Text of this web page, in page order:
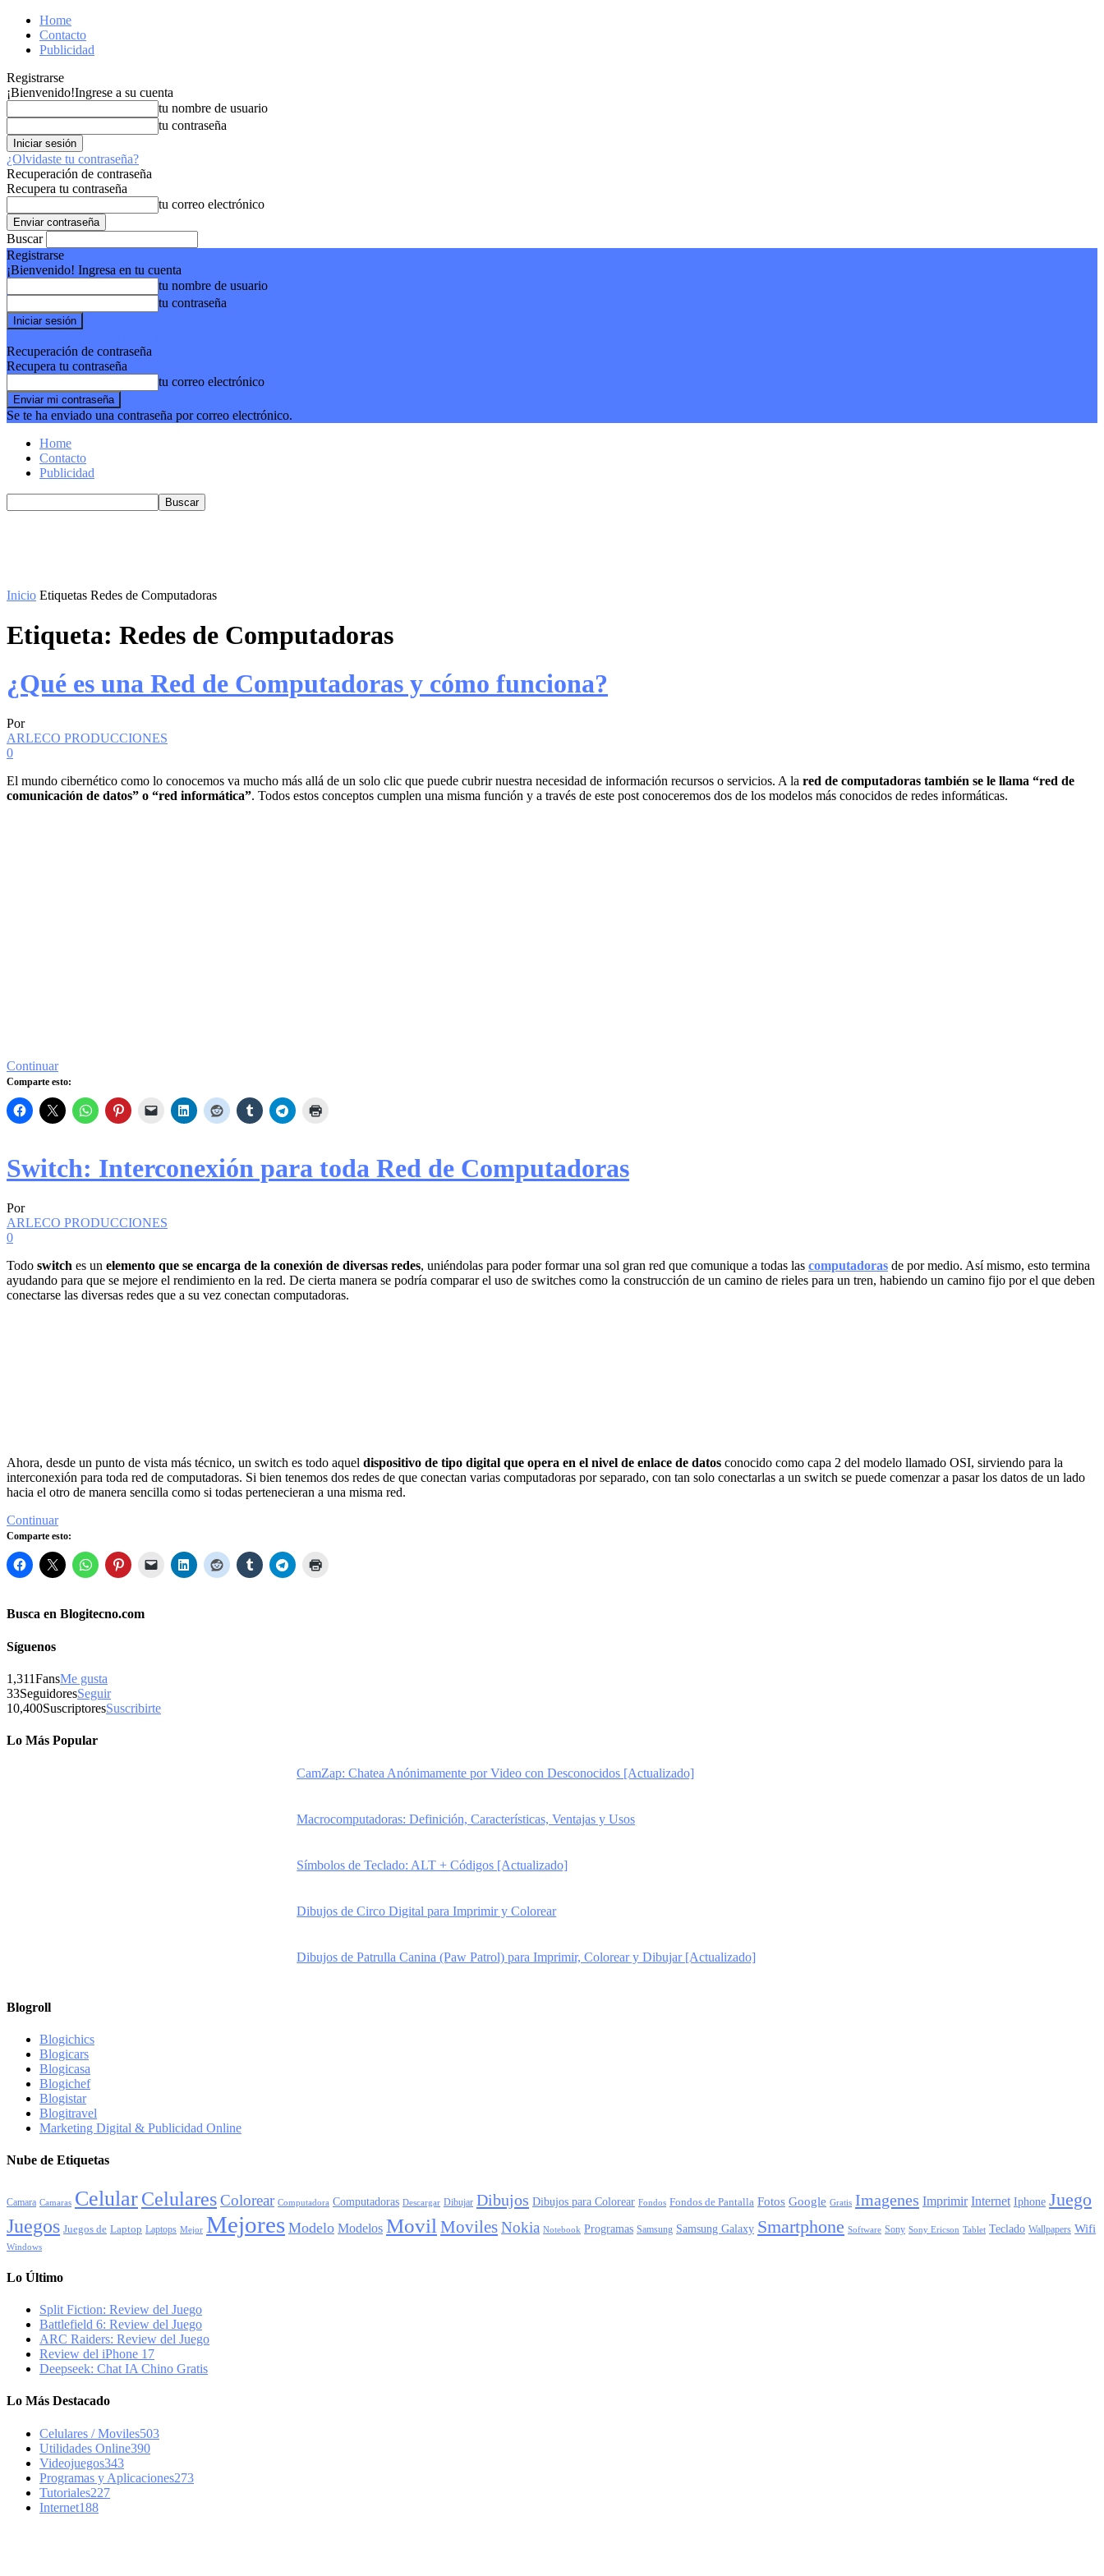
Home
Contacto
Publicidad
Registrarse
¡Bienvenido!Ingrese a su cuenta
tu nombre de usuario
tu contraseña
¿Olvidaste tu contraseña?
Recuperación de contraseña
Recupera tu contraseña
tu correo electrónico
Buscar
Registrarse
¡Bienvenido! Ingresa en tu cuenta
tu nombre de usuario
tu contraseña
Recuperación de contraseña
Recupera tu contraseña
tu correo electrónico
Se te ha enviado una contraseña por correo electrónico.
Home
Contacto
Publicidad
Inicio Etiquetas Redes de Computadoras
Etiqueta: Redes de Computadoras
¿Qué es una Red de Computadoras y cómo funciona?
Por
ARLECO PRODUCCIONES
0
El mundo cibernético como lo conocemos va mucho más allá de un solo clic que puede cubrir nuestra necesidad de información recursos o servicios. A la red de computadoras también se le llama “red de
comunicación de datos” o “red informática”. Todos estos conceptos cumplen una misma función y a través de este post conoceremos dos de los modelos más conocidos de redes informáticas.
Continuar
Comparte esto:
Switch: Interconexión para toda Red de Computadoras
Por
ARLECO PRODUCCIONES
0
Todo switch es un elemento que se encarga de la conexión de diversas redes, uniéndolas para poder formar una sol gran red que comunique a todas las computadoras de por medio. Así mismo, esto termina
ayudando para que se mejore el rendimiento en la red. De cierta manera se podría comparar el uso de switches como la construcción de un camino de rieles para un tren, habiendo un camino fijo por el que deben
conectarse las diversas redes que a su vez conectan computadoras.
Ahora, desde un punto de vista más técnico, un switch es todo aquel dispositivo de tipo digital que opera en el nivel de enlace de datos conocido como capa 2 del modelo llamado OSI, sirviendo para la
interconexión para toda red de computadoras. Si bien tenemos dos redes de que conectan varias computadoras por separado, con tan solo conectarlas a un switch se puede comenzar a pasar los datos de un lado
hacia el otro de manera sencilla como si todas pertenecieran a una misma red.
Continuar
Comparte esto:
Busca en Blogitecno.com
Síguenos
1,311FansMe gusta
33SeguidoresSeguir
10,400SuscriptoresSuscribirte
Lo Más Popular
CamZap: Chatea Anónimamente por Video con Desconocidos [Actualizado]
Macrocomputadoras: Definición, Características, Ventajas y Usos
Símbolos de Teclado: ALT + Códigos [Actualizado]
Dibujos de Circo Digital para Imprimir y Colorear
Dibujos de Patrulla Canina (Paw Patrol) para Imprimir, Colorear y Dibujar [Actualizado]
Blogroll
Blogichics
Blogicars
Blogicasa
Blogichef
Blogistar
Blogitravel
Marketing Digital & Publicidad Online
Nube de Etiquetas
Camara Camaras CelularCelularesColorear Computadora Computadoras Descargar Dibujar Dibujos Dibujos para Colorear Fondos Fondos de Pantalla Fotos Google Gratis Imagenes Imprimir Internet Iphone Juego
Juegos Juegos de Laptop Laptops Mejor Mejores Modelo Modelos Movil MovilesNokia Notebook Programas Samsung Samsung Galaxy Smartphone Software Sony Sony Ericson Tablet Teclado Wallpapers Wifi
Windows
Lo Último
Split Fiction: Review del Juego
Battlefield 6: Review del Juego
ARC Raiders: Review del Juego
Review del iPhone 17
Deepseek: Chat IA Chino Gratis
Lo Más Destacado
Celulares / Moviles503
Utilidades Online390
Videojuegos343
Programas y Aplicaciones273
Tutoriales227
Internet188